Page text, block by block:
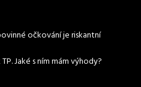
očkování je riskantní
Jaké s ním mám výhody?